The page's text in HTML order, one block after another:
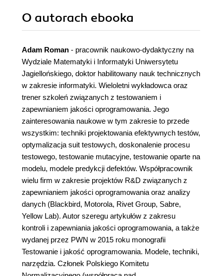
O autorach ebooka
Adam Roman - pracownik naukowo-dydaktyczny na
Wydziale Matematyki i Informatyki Uniwersytetu
Jagiellońskiego, doktor habilitowany nauk technicznych
w zakresie informatyki. Wieloletni wykładowca oraz
trener szkoleń związanych z testowaniem i
zapewnianiem jakości oprogramowania. Jego
zainteresowania naukowe w tym zakresie to przede
wszystkim: techniki projektowania efektywnych testów,
optymalizacja suit testowych, doskonalenie procesu
testowego, testowanie mutacyjne, testowanie oparte na
modelu, modele predykcji defektów. Współpracownik
wielu firm w zakresie projektów R&D związanych z
zapewnianiem jakości oprogramowania oraz analizy
danych (Blackbird, Motorola, Rivet Group, Sabre,
Yellow Lab). Autor szeregu artykułów z zakresu
kontroli i zapewniania jakości oprogramowania, a także
wydanej przez PWN w 2015 roku monografii
Testowanie i jakość oprogramowania. Modele, techniki,
narzędzia. Członek Polskiego Komitetu